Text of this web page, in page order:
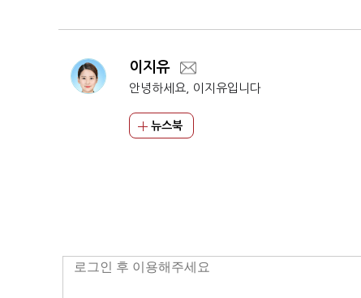
이지유
안녕하세요, 이지유입니다
뉴스북